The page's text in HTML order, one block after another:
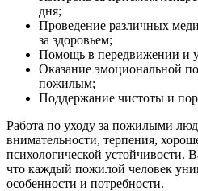
дня;
Проведение различных
за здоровьем;
Помощь в передвижении и
Оказание эмоциональной
пожилым;
Поддержание чистоты и
Работа по уходу за пожилыми
внимательности, терпения,
психологической устойчивости.
что каждый пожилой человек
особенности и потребности.